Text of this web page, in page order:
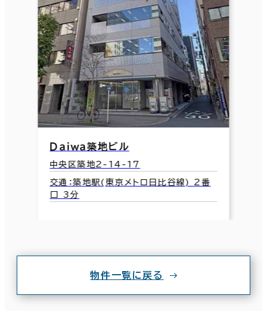
Ｄａｉｗａ築地ビル
中央区築地2-14-17
交通：築地駅(東京メトロ日比谷線) 2番
口 3分
物件一覧に戻る